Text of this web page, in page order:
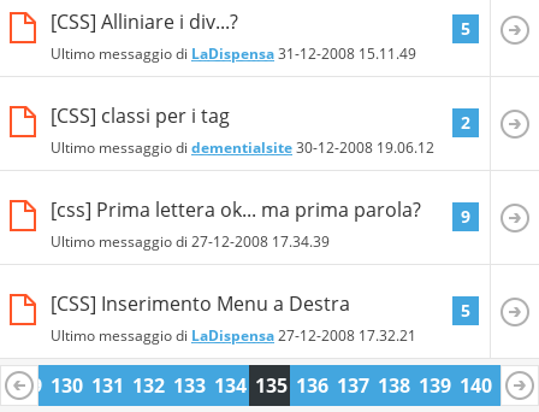
[CSS] Alliniare i div...?
Ultimo messaggio di LaDispensa31-12-2008 15.11.49
5
[CSS] classi per i tag
Ultimo messaggio di dementialsite30-12-2008 19.06.12
2
[css] Prima lettera ok... ma prima parola?
Ultimo messaggio di 27-12-2008 17.34.39
9
[CSS] Inserimento Menu a Destra
Ultimo messaggio di LaDispensa27-12-2008 17.32.21
5
129 130 131 132 133 134 135 136 137 138 139 140 141